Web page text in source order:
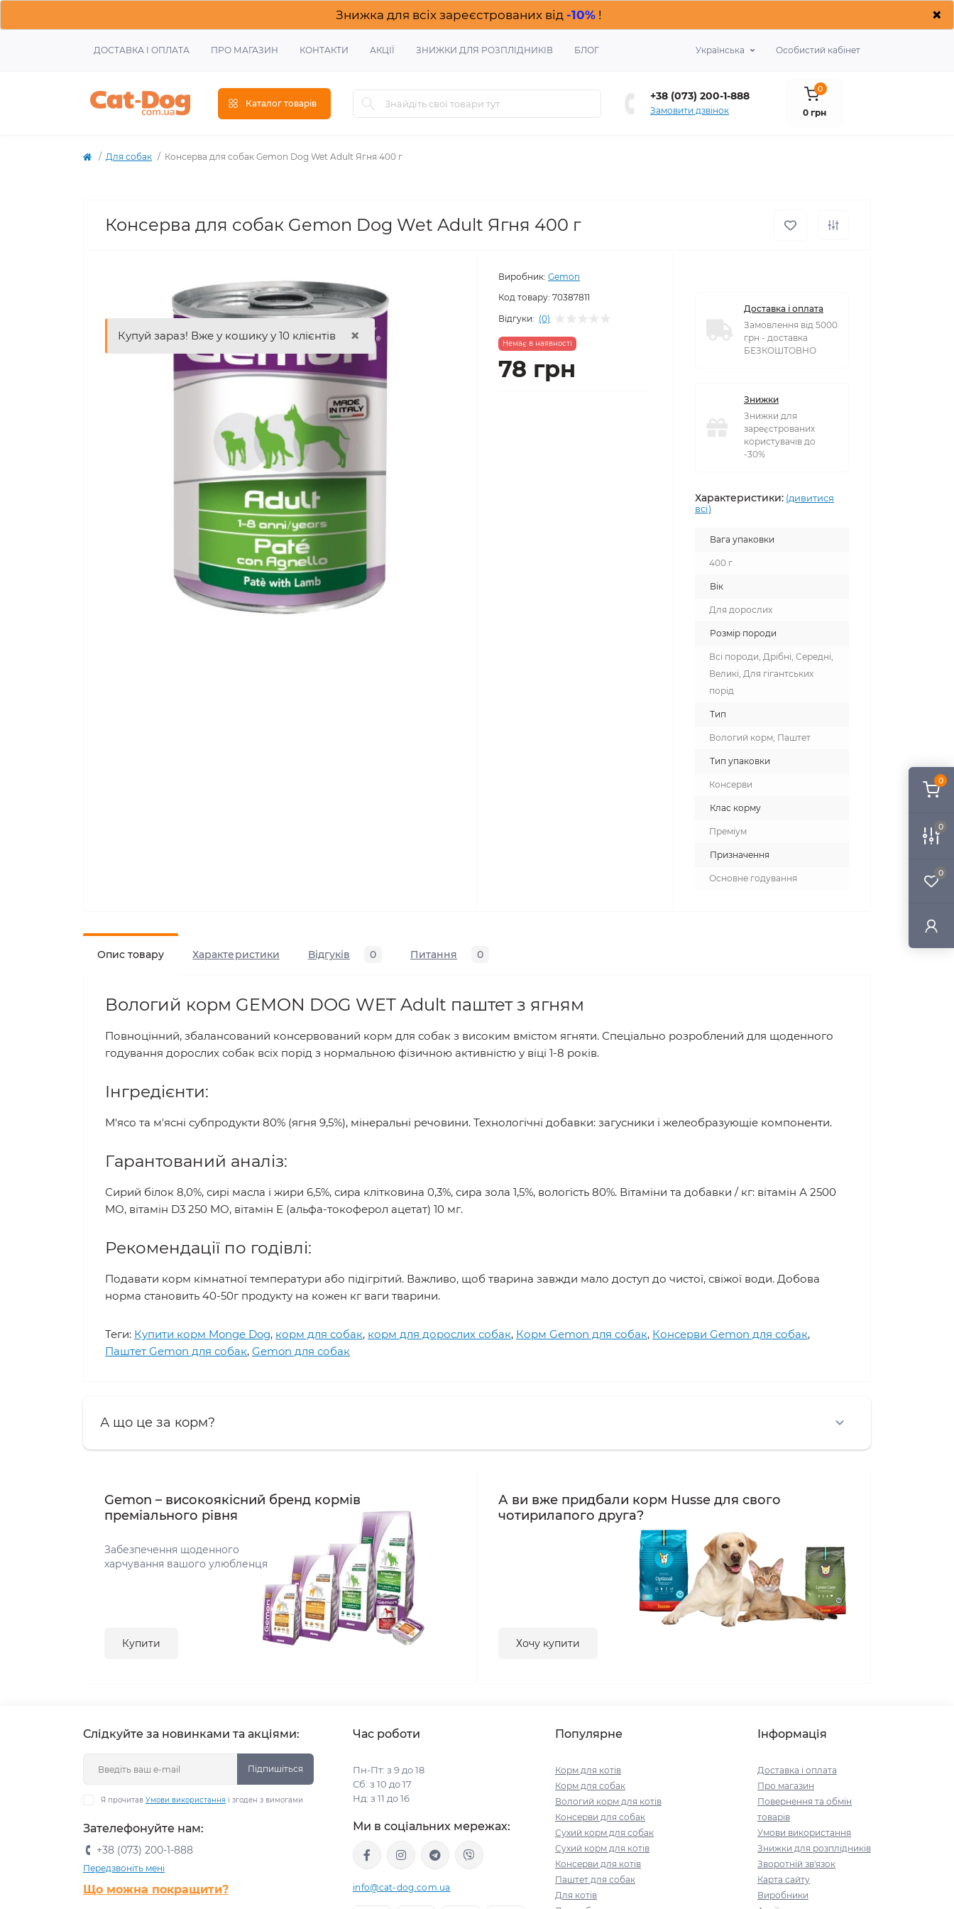
0
0
0
Знижка для всіх зареєстрованих від -10%! ×
ДОСТАВКА І ОПЛАТА ПРО МАГАЗИН КОНТАКТИ АКЦІЇ ЗНИЖКИ ДЛЯ РОЗПЛІДНИКІВ БЛОГ Українська Особистий кабінет
Каталог товарів
+38 (073) 200-1-888
Замовити дзвінок
0
0 грн
Для собак Консерва для собак Gemon Dog Wet Adult Ягня 400 г
Консерва для собак Gemon Dog Wet Adult Ягня 400 г
Купуй зараз! Вже у кошику у 10 клієнтів ×
Виробник: Gemon
Код товару: 70387811
Відгуки: (0)
Немає в наявності
78 грн
Доставка і оплата
Замовлення від 5000
грн - доставка
БЕЗКОШТОВНО
Знижки
Знижки для
зареєстрованих
користувачів до
-30%
Характеристики: (дивитися
всі)
Вага упаковки
400 г
Вік
Для дорослих
Розмір породи
Всі породи, Дрібні, Середні,
Великі, Для гігантських
порід
Тип
Вологий корм, Паштет
Тип упаковки
Консерви
Клас корму
Преміум
Призначення
Основне годування
Опис товару Характеристики Відгуків 0 Питання 0
Вологий корм GEMON DOG WET Adult паштет з ягням
Повноцінний, збалансований консервований корм для собак з високим вмістом ягняти. Спеціально розроблений для щоденного
годування дорослих собак всіх порід з нормальною фізичною активністю у віці 1-8 років.
Інгредієнти:
М'ясо та м'ясні субпродукти 80% (ягня 9,5%), мінеральні речовини. Технологічні добавки: загусники і желеобразующіе компоненти.
Гарантований аналіз:
Сирий білок 8,0%, сирі масла і жири 6,5%, сира клітковина 0,3%, сира зола 1,5%, вологість 80%. Вітаміни та добавки / кг: вітамін А 2500
МО, вітамін D3 250 МО, вітамін Е (альфа-токоферол ацетат) 10 мг.
Рекомендації по годівлі:
Подавати корм кімнатної температури або підігрітий. Важливо, щоб тварина завжди мало доступ до чистої, свіжої води. Добова
норма становить 40-50г продукту на кожен кг ваги тварини.
Теги: Купити корм Monge Dog, корм для cобак, корм для дорослих собак, Корм Gemon для собак, Консерви Gemon для собак,
Паштет Gemon для собак, Gemon для собак
А що це за корм?
Gemon – високоякісний бренд кормів
преміального рівня
Забезпечення щоденного
харчування вашого улюбленця
Купити
А ви вже придбали корм Husse для свого
чотирилапого друга?
Хочу купити
Слідкуйте за новинками та акціями:
Підпишіться
Я прочитав Умови використання і згоден з вимогами
Зателефонуйте нам:
+38 (073) 200-1-888
Передзвоніть мені
Що можна покращити?
Час роботи
Пн-Пт: з 9 до 18
Сб: з 10 до 17
Нд: з 11 до 16
Ми в соціальних мережах:
info@cat-dog.com.ua
Популярне
Корм для котів
Корм для собак
Вологий корм для котів
Консерви для собак
Сухий корм для собак
Сухий корм для котів
Консерви для котів
Паштет для собак
Для котів
Інформація
Доставка і оплата
Про магазин
Повернення та обмін
товарів
Умови використання
Знижки для розплідників
Зворотній зв'язок
Карта сайту
Виробники